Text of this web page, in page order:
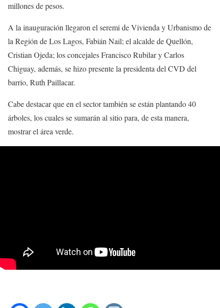
millones de pesos.
A la inauguración llegaron el seremi de Vivienda y Urbanismo de
la Región de Los Lagos, Fabián Nail; el alcalde de Quellón,
Cristian Ojeda; los concejales Francisco Rubilar y Carlos
Chiguay, además, se hizo presente la presidenta del CVD del
barrio, Ruth Paillacar.
Cabe destacar que en el sector también se están plantando 40
árboles, los cuales se sumarán al sitio para, de esta manera,
mostrar el área verde.